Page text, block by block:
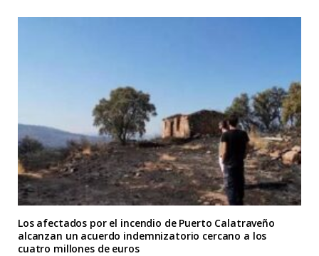
Los afectados por el incendio de Puerto Calatraveño
alcanzan un acuerdo indemnizatorio cercano a los
cuatro millones de euros